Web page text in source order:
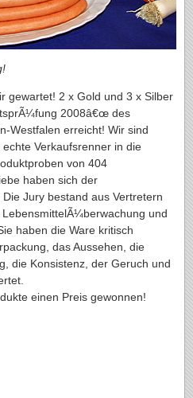
gewartet! 2 x Gold und 3 x Silber
2008â€œ des
Westfalen erreicht! Wir sind
Verkaufsrenner in die
von 404
haben sich der
Jury bestand aus Vertretern
und
haben die Ware kritisch
das Aussehen, die
die Konsistenz, der Geruch und
einen Preis gewonnen!